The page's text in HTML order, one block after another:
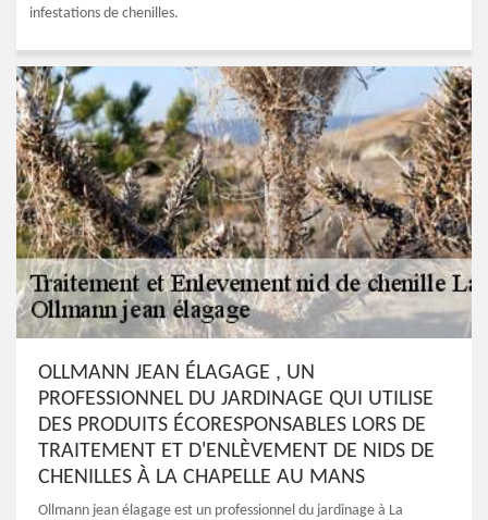
infestations de chenilles.
OLLMANN JEAN ÉLAGAGE , UN
PROFESSIONNEL DU JARDINAGE QUI UTILISE
DES PRODUITS ÉCORESPONSABLES LORS DE
TRAITEMENT ET D'ENLÈVEMENT DE NIDS DE
CHENILLES À LA CHAPELLE AU MANS
Ollmann jean élagage est un professionnel du jardinage à La